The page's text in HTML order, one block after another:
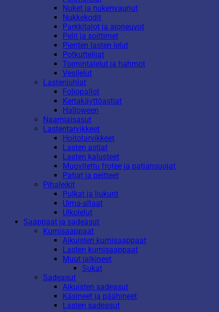
Nuket ja nukenvaunut
Nukkekodit
Parkkitalot ja ajoneuvot
Pelit ja soittimet
Pienten lasten lelut
Potkuttelijat
Toimintalelut ja hahmot
Vesilelut
Lastenjuhlat
Foliopallot
Kertakäyttöastiat
Halloween
Naamiaisasut
Lastentarvikkeet
Hoitotarvikkeet
Lasten astiat
Lasten kalusteet
Muovitettu frotee ja patjansuojat
Patjat ja peitteet
Pihaleikit
Pulkat ja liukurit
Uima-altaat
Ulkolelut
Saappaat ja sadeasut
Kumisaappaat
Aikuisten kumisaappaat
Lasten kumisaappaat
Muut jalkineet
Sukat
Sadeasut
Aikuisten sadeasut
Käsineet ja päähineet
Lasten sadeasut